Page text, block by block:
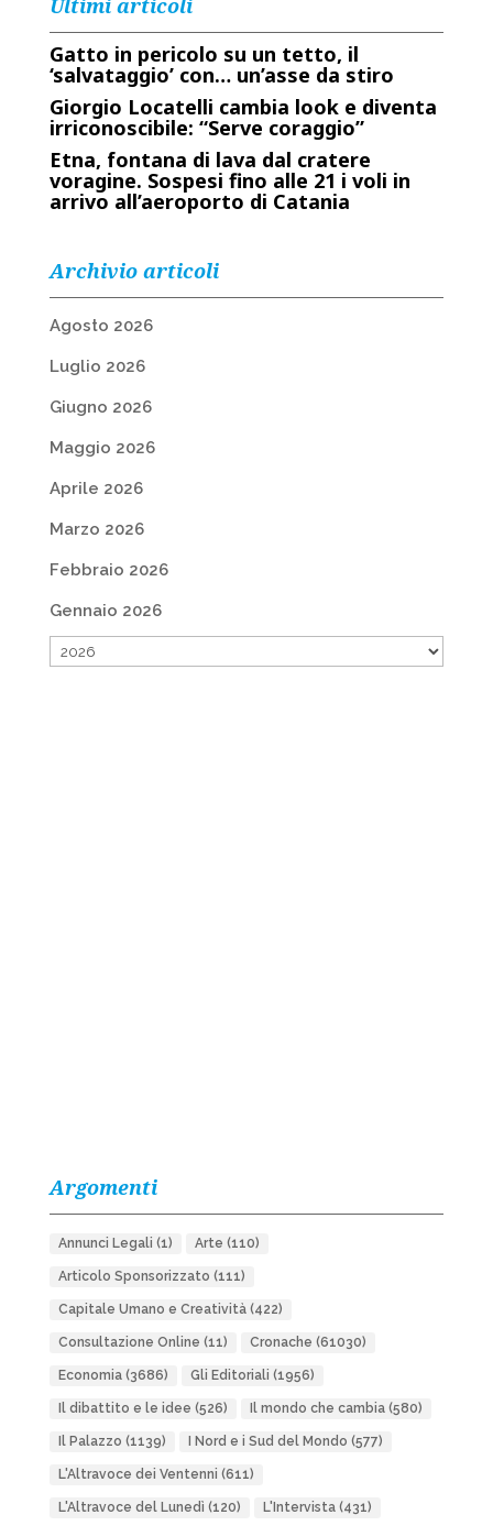
Ultimi articoli
Gatto in pericolo su un tetto, il
‘salvataggio’ con… un’asse da stiro
Giorgio Locatelli cambia look e diventa
irriconoscibile: “Serve coraggio”
Etna, fontana di lava dal cratere
voragine. Sospesi fino alle 21 i voli in
arrivo all’aeroporto di Catania
Archivio articoli
Agosto 2026
Luglio 2026
Giugno 2026
Maggio 2026
Aprile 2026
Marzo 2026
Febbraio 2026
Gennaio 2026
Argomenti
Annunci Legali (1) Arte (110)
Articolo Sponsorizzato (111)
Capitale Umano e Creatività(422)
Consultazione Online (11) Cronache (61030)
Economia(3686) Gli Editoriali (1956)
Il dibattito e le idee (526) Il mondo che cambia(580)
Il Palazzo (1139) I Nord e i Sud del Mondo (577)
L'Altravoce dei Ventenni (611)
L'Altravoce del Lunedì (120) L'Intervista(431)